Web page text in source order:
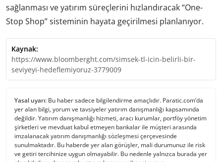
sağlanması ve yatırım süreçlerini hızlandıracak “One-
Stop Shop” sisteminin hayata geçirilmesi planlanıyor.
Kaynak:
https://www.bloomberght.com/simsek-tl-icin-belirli-bir-
seviyeyi-hedeflemiyoruz-3779009
Yasal uyarı: Bu haber sadece bilgilendirme amaçlıdır. Paratic.com’da
yer alan bilgi, yorum ve tavsiyeler yatırım danışmanlığı kapsamında
değildir. Yatırım danışmanlığı hizmeti, aracı kurumlar, portföy yönetim
şirketleri ve mevduat kabul etmeyen bankalar ile müşteri arasında
imzalanacak yatırım danışmanlığı sözleşmesi çerçevesinde
sunulmaktadır. Bu haberde yer alan görüşler, mali durumunuz ile risk
ve getiri tercihinize uygun olmayabilir. Bu nedenle yalnızca burada yer